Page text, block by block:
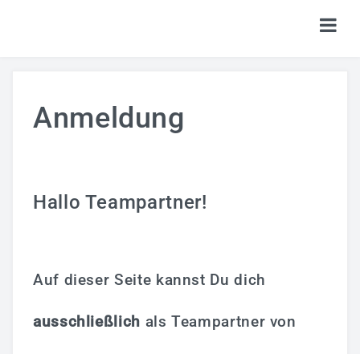
TICKETS
Anmeldung
Hallo Teampartner!
Auf dieser Seite kannst Du dich
ausschließlich als Teampartner von